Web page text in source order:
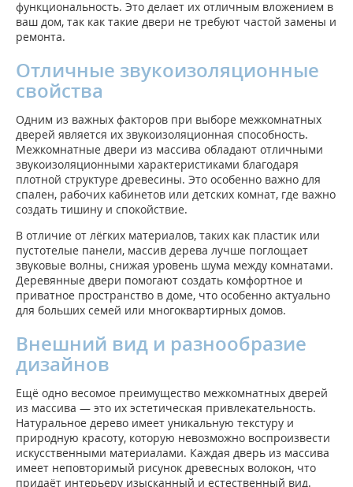
функциональность. Это делает их отличным вложением в
ваш дом, так как такие двери не требуют частой замены и
ремонта.
Отличные звукоизоляционные
свойства
Одним из важных факторов при выборе межкомнатных
дверей является их звукоизоляционная способность.
Межкомнатные двери из массива обладают отличными
звукоизоляционными характеристиками благодаря
плотной структуре древесины. Это особенно важно для
спален, рабочих кабинетов или детских комнат, где важно
создать тишину и спокойствие.
В отличие от лёгких материалов, таких как пластик или
пустотелые панели, массив дерева лучше поглощает
звуковые волны, снижая уровень шума между комнатами.
Деревянные двери помогают создать комфортное и
приватное пространство в доме, что особенно актуально
для больших семей или многоквартирных домов.
Внешний вид и разнообразие
дизайнов
Ещё одно весомое преимущество межкомнатных дверей
из массива — это их эстетическая привлекательность.
Натуральное дерево имеет уникальную текстуру и
природную красоту, которую невозможно воспроизвести
искусственными материалами. Каждая дверь из массива
имеет неповторимый рисунок древесных волокон, что
придаёт интерьеру изысканный и естественный вид.